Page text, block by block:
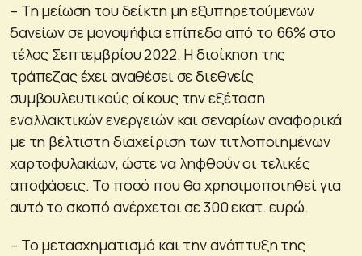
– Τη μείωση του δείκτη μη εξυπηρετούμενων
δανείων σε μονοψήφια επίπεδα από το 66% στο
τέλος Σεπτεμβρίου 2022. Η διοίκηση της
τράπεζας έχει αναθέσει σε διεθνείς
συμβουλευτικούς οίκους την εξέταση
εναλλακτικών ενεργειών και σεναρίων αναφορικά
με τη βέλτιστη διαχείριση των τιτλοποιημένων
χαρτοφυλακίων, ώστε να ληφθούν οι τελικές
αποφάσεις. Το ποσό που θα χρησιμοποιηθεί για
αυτό το σκοπό ανέρχεται σε 300 εκατ. ευρώ.
– Το μετασχηματισμό και την ανάπτυξη της